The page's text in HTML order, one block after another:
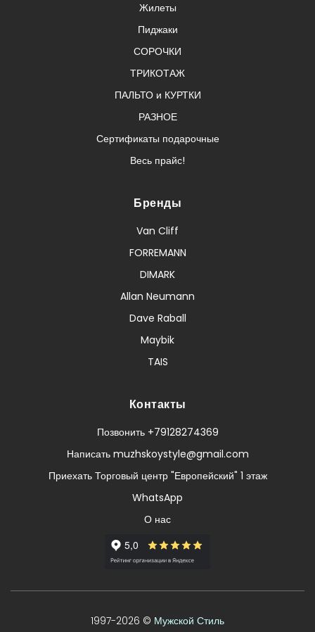
Жилеты
Пиджаки
СОРОЧКИ
ТРИКОТАЖ
ПАЛЬТО и КУРТКИ
РАЗНОЕ
Сертификаты подарочные
Весь прайс!
Бренды
Van Cliff
FORREMANN
DIMARK
Allan Neumann
Dave Raball
Maybik
TAIS
Контакты
Позвонить +79128274369
Написать muzhskoystyle@gmail.com
Приехать Торговый центр "Европейский" 1 этаж
WhatsApp
О нас
1997-2026 © Мужской Стиль